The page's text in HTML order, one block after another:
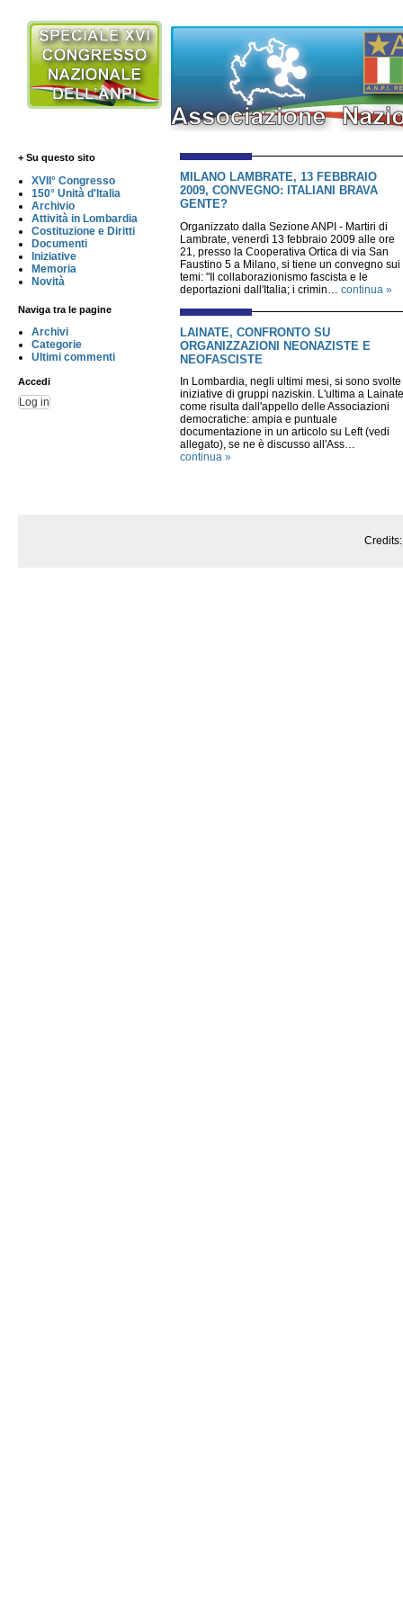
+ Su questo sito
XVII° Congresso
150° Unità d'Italia
Archivio
Attività in Lombardia
Costituzione e Diritti
Documenti
Iniziative
Memoria
Novità
Naviga tra le pagine
Archivi
Categorie
Ultimi commenti
Accedi
Log in
MILANO LAMBRATE, 13 FEBBRAIO
2009, CONVEGNO: ITALIANI BRAVA
GENTE?
Organizzato dalla Sezione ANPI - Martiri di
Lambrate, venerdì 13 febbraio 2009 alle ore
21, presso la Cooperativa Ortica di via San
Faustino 5 a Milano, si tiene un convegno sui
temi: "Il collaborazionismo fascista e le
deportazioni dall'Italia; i crimin… continua »
LAINATE, CONFRONTO SU
ORGANIZZAZIONI NEONAZISTE E
NEOFASCISTE
In Lombardia, negli ultimi mesi, si sono svolte
iniziative di gruppi naziskin. L'ultima a
come risulta dall'appello delle Associazioni
democratiche: ampia e puntuale
documentazione in un articolo su Left (vedi
allegato), se ne è discusso all'Ass…
continua »